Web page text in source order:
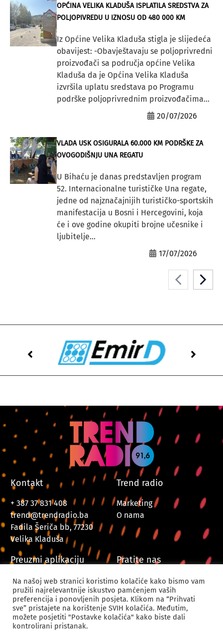
OPĆINA VELIKA KLADUŠA ISPLATILA SREDSTVA ZA
POLJOPIVREDU U IZNOSU OD 480 000 KM
Iz Općine Velika Kladuša stigla je slijedeća
obavijest: -Obavještavaju se poljoprivredni
proizvođači sa područja općine Velika
Kladuša da je Općina Velika Kladuša
izvršila uplatu sredstava po Programu
podrške poljoprivrednim proizvođačima...
20/07/2026
VLADA USK OSIGURALA 60.000 KM PODRŠKE ZA
OVOGODIŠNJU UNA REGATU
U Bihaću je danas predstavljen program
52. Internacionalne turističke Una regate,
jedne od najznačajnijih turističko-sportskih
manifestacija u Bosni i Hercegovini, koja
će i ove godine okupiti brojne učesnike i
ljubitelje...
17/07/2026
Kontakt
+ 387 37 831 408
trend@trendradio.ba
Fadila Šeriča bb, 77230
Velika Kladuša
Trend radio
Marketing
O nama
Preuzmi aplikaciju Pratite nas
Na našoj web stranici koristimo kolačiće kako bismo vam
pružili najrelevantnije iskustvo pamćenjem vaših
preferencija i ponovljenih posjeta. Klikom na “Prihvati
sve” pristajete na korištenje SVIH kolačića. Međutim,
možete posjetiti "Postavke kolačića" kako biste dali
kontrolirani pristanak.